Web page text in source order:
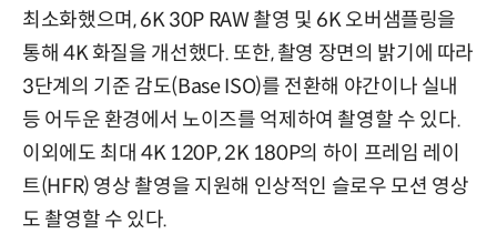
최소화했으며, 6K 30P RAW 촬영 및 6K 오버샘플링을
통해 4K 화질을 개선했다. 또한, 촬영 장면의 밝기에 따라
3단계의 기준 감도(Base ISO)를 전환해 야간이나 실내
등 어두운 환경에서 노이즈를 억제하여 촬영할 수 있다.
이외에도 최대 4K 120P, 2K 180P의 하이 프레임 레이
트(HFR) 영상 촬영을 지원해 인상적인 슬로우 모션 영상
도 촬영할 수 있다.